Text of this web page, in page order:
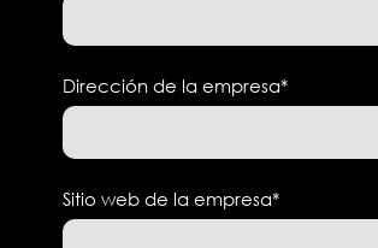
Dirección de la empresa*
Sitio web de la empresa*